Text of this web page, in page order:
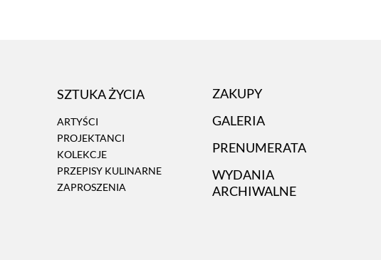
SZTUKA ŻYCIA
ARTYŚCI
PROJEKTANCI
KOLEKCJE
PRZEPISY KULINARNE
ZAPROSZENIA
ZAKUPY
GALERIA
PRENUMERATA
WYDANIA
ARCHIWALNE